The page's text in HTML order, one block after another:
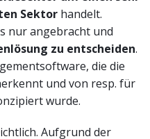
Sektor handelt.
nur angebracht und
zu entscheiden.
die die
und von resp. für
wurde.
Aufgrund der